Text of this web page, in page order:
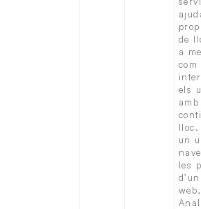
de
a
com
els
amb
lloc.
un
les